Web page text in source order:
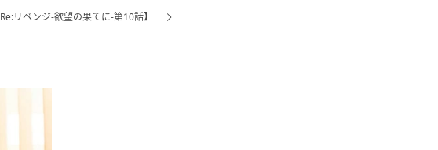
リベンジ-欲望の果てに-第10話】